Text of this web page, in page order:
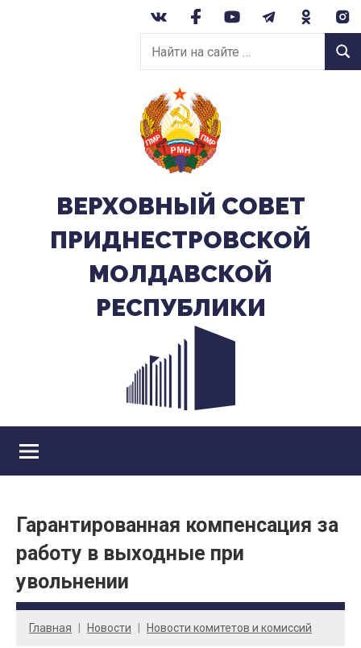
Найти
на
сайте:
ВЕРХОВНЫЙ CОВЕТ
ПРИДНЕСТРОВСКОЙ
МОЛДАВСКОЙ
РЕСПУБЛИКИ
Гарантированная компенсация за
работу в выходные при
увольнении
Главная Новости Новости комитетов и комиссий